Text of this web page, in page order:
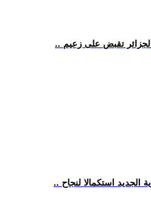
تقبض على زعيم
الجديد استكمالا لنجاح